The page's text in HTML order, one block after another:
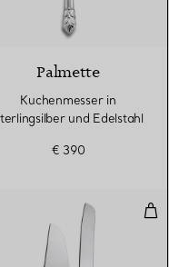
Palmette
Kuchenmesser in
und Edelstahl
€ 390
Set in